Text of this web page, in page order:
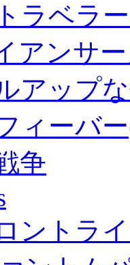
ラベラ
アンサ
アップ
ィーバ
争
ントラ